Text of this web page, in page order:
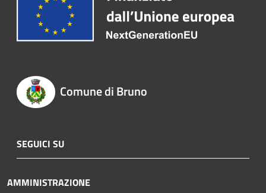
Comune di Bruno
SEGUICI SU
AMMINISTRAZIONE